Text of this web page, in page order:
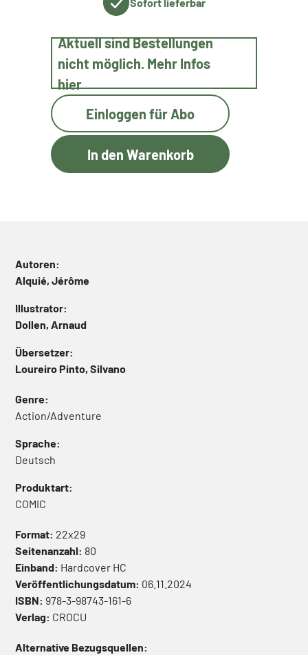
Sofort lieferbar
Aktuell sind Bestellungen
nicht möglich. Mehr Infos
hier
Einloggen für Abo
Autoren:
Alquié, Jérôme
Illustrator:
Dollen, Arnaud
Übersetzer:
Loureiro Pinto, Silvano
Genre:
Action/Adventure
Sprache:
Deutsch
Produktart:
COMIC
Format: 22x29
Seitenanzahl: 80
Einband: Hardcover HC
Veröffentlichungsdatum: 06.11.2024
ISBN: 978-3-98743-161-6
Verlag: CROCU
Alternative Bezugsquellen: